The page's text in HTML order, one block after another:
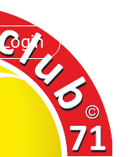
Login